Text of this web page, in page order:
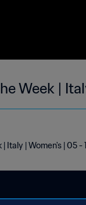
Week |
Italy | Women's | 05 -